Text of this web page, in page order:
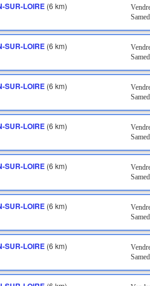
SUR-LOIRE(6 km)
SUR-LOIRE(6 km)
SUR-LOIRE(6 km)
SUR-LOIRE(6 km)
SUR-LOIRE(6 km)
SUR-LOIRE(6 km)
SUR-LOIRE(6 km)